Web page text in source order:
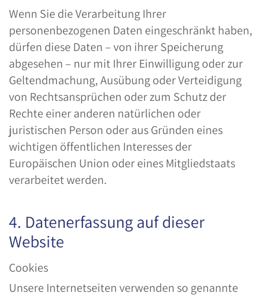
Wenn Sie die Verarbeitung Ihrer
personenbezogenen Daten eingeschränkt haben,
dürfen diese Daten – von ihrer Speicherung
abgesehen – nur mit Ihrer Einwilligung oder zur
Geltendmachung, Ausübung oder Verteidigung
von Rechtsansprüchen oder zum Schutz der
Rechte einer anderen natürlichen oder
juristischen Person oder aus Gründen eines
wichtigen öffentlichen Interesses der
Europäischen Union oder eines Mitgliedstaats
verarbeitet werden.
4. Datenerfassung auf dieser
Website
Cookies
Unsere Internetseiten verwenden so genannte